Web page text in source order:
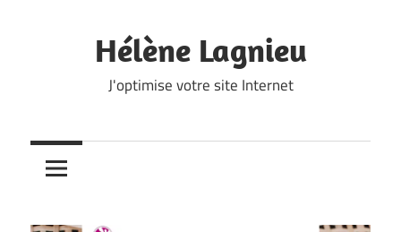
Hélène Lagnieu
J'optimise votre site Internet